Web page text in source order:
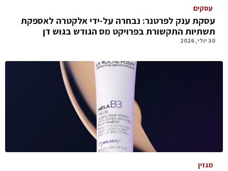
עסקים
עסקת ענק לפרטנר: נבחרה על-ידי אלקטרה לאספקת
תשתיות התקשורת בפרויקט מס הגודש בגוש דן
30 יולי, 2026
מגזין